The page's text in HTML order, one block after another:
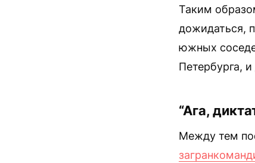
Таким
дожидаться,
южных
Петербурга,
“Ага,
Между тем